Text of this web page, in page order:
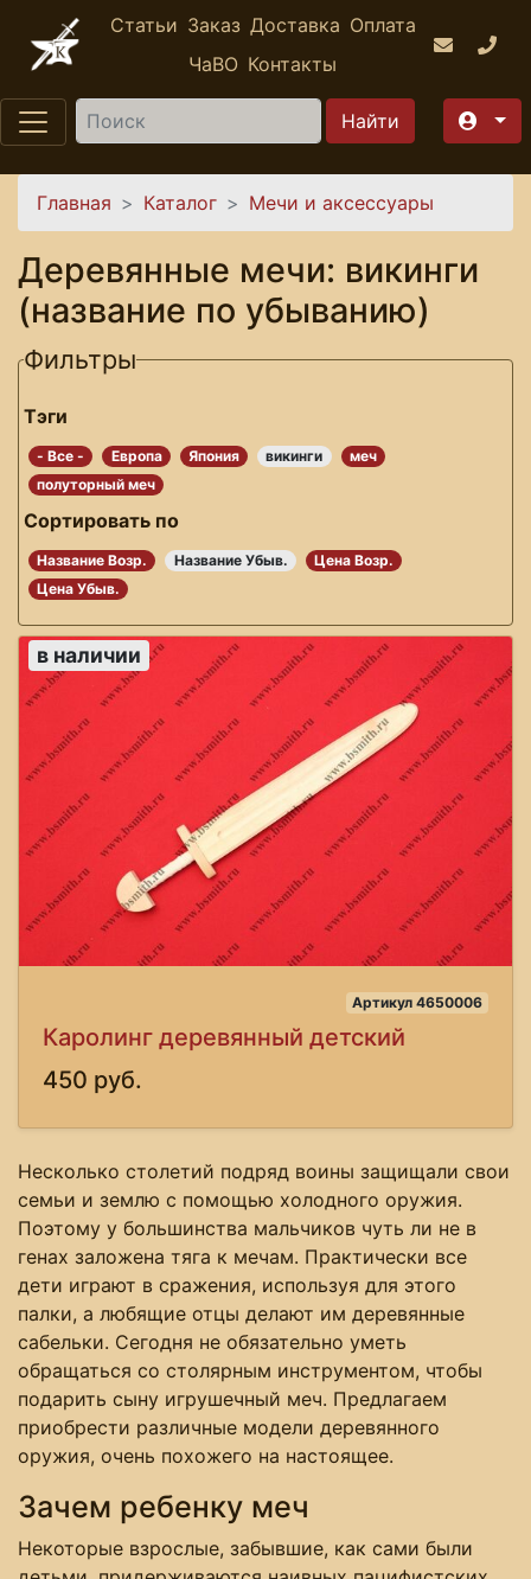
Перейти к основному содержанию
Статьи Заказ Доставка Оплата
ЧаВО Контакты
Найти
Вы здесь
Главная Каталог Мечи и аксессуары
Деревянные мечи: викинги
(название по убыванию)
Фильтры
Тэги
- Все - Европа Япония викинги
меч
полуторный меч
Сортировать по
Название Возр. Название Убыв.
Цена Возр.
Цена Убыв.
в наличии
Артикул 4650006
Каролинг деревянный детский
450 руб.
Несколько столетий подряд воины защищали свои
семьи и землю с помощью холодного оружия.
Поэтому у большинства мальчиков чуть ли не в
генах заложена тяга к мечам. Практически все
дети играют в сражения, используя для этого
палки, а любящие отцы делают им деревянные
сабельки. Сегодня не обязательно уметь
обращаться со столярным инструментом, чтобы
подарить сыну игрушечный меч. Предлагаем
приобрести различные модели деревянного
оружия, очень похожего на настоящее.
Зачем ребенку меч
Некоторые взрослые, забывшие, как сами были